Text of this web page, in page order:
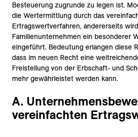
Besteuerung zugrunde zu legen ist.
die Wertermittlung durch das
Ertragswertverfahren, andererseits
Familienunternehmen ein besonderer
eingeführt. Bedeutung erlangen diese
dass im neuen Recht eine
Freistellung von der Erbschaft- und
mehr gewährleistet werden kann.
A.
vereinfachten